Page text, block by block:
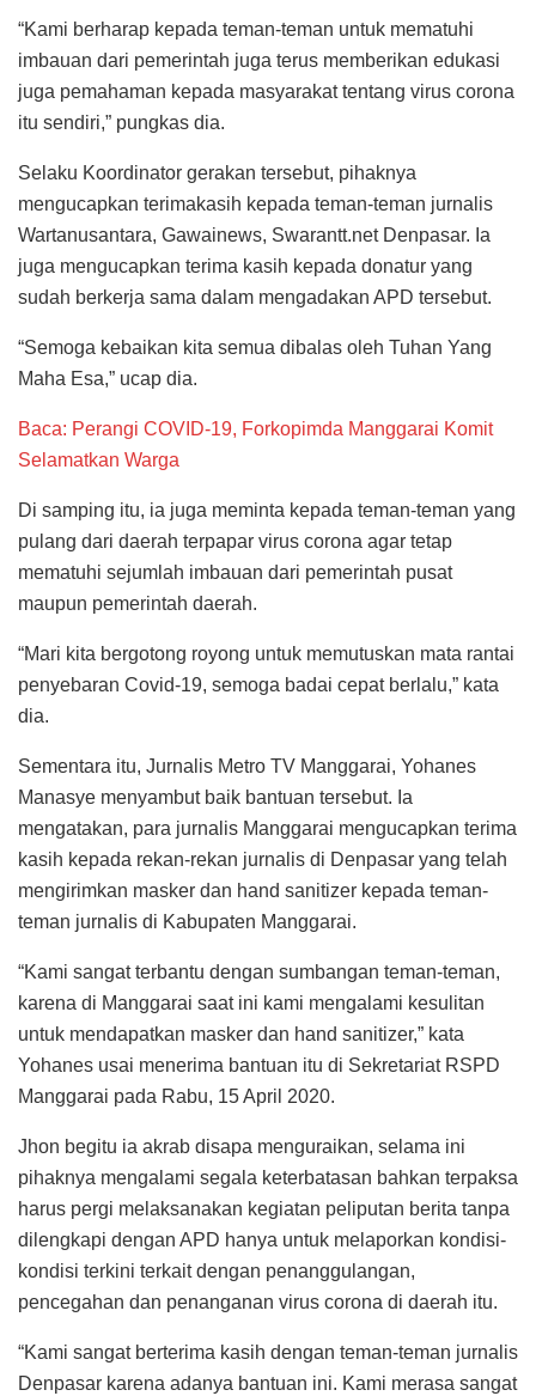
“Kami berharap kepada teman-teman untuk mematuhi
imbauan dari pemerintah juga terus memberikan edukasi
juga pemahaman kepada masyarakat tentang virus corona
itu sendiri,” pungkas dia.
Selaku Koordinator gerakan tersebut, pihaknya
mengucapkan terimakasih kepada teman-teman jurnalis
Wartanusantara, Gawainews, Swarantt.net Denpasar. Ia
juga mengucapkan terima kasih kepada donatur yang
sudah berkerja sama dalam mengadakan APD tersebut.
“Semoga kebaikan kita semua dibalas oleh Tuhan Yang
Maha Esa,” ucap dia.
Baca: Perangi COVID-19, Forkopimda Manggarai Komit
Selamatkan Warga
Di samping itu, ia juga meminta kepada teman-teman yang
pulang dari daerah terpapar virus corona agar tetap
mematuhi sejumlah imbauan dari pemerintah pusat
maupun pemerintah daerah.
“Mari kita bergotong royong untuk memutuskan mata rantai
penyebaran Covid-19, semoga badai cepat berlalu,” kata
dia.
Sementara itu, Jurnalis Metro TV Manggarai, Yohanes
Manasye menyambut baik bantuan tersebut. Ia
mengatakan, para jurnalis Manggarai mengucapkan terima
kasih kepada rekan-rekan jurnalis di Denpasar yang telah
mengirimkan masker dan hand sanitizer kepada teman-
teman jurnalis di Kabupaten Manggarai.
“Kami sangat terbantu dengan sumbangan teman-teman,
karena di Manggarai saat ini kami mengalami kesulitan
untuk mendapatkan masker dan hand sanitizer,” kata
Yohanes usai menerima bantuan itu di Sekretariat RSPD
Manggarai pada Rabu, 15 April 2020.
Jhon begitu ia akrab disapa menguraikan, selama ini
pihaknya mengalami segala keterbatasan bahkan terpaksa
harus pergi melaksanakan kegiatan peliputan berita tanpa
dilengkapi dengan APD hanya untuk melaporkan kondisi-
kondisi terkini terkait dengan penanggulangan,
pencegahan dan penanganan virus corona di daerah itu.
“Kami sangat berterima kasih dengan teman-teman jurnalis
Denpasar karena adanya bantuan ini. Kami merasa sangat